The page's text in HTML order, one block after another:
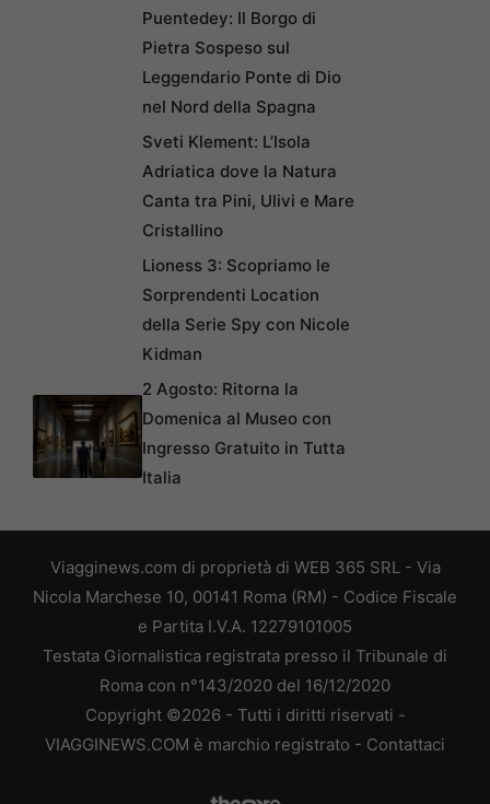
Puentedey: Il Borgo di
Pietra Sospeso sul
Leggendario Ponte di Dio
nel Nord della Spagna
Sveti Klement: L’Isola
Adriatica dove la Natura
Canta tra Pini, Ulivi e Mare
Cristallino
Lioness 3: Scopriamo le
Sorprendenti Location
della Serie Spy con Nicole
Kidman
2 Agosto: Ritorna la
Domenica al Museo con
Ingresso Gratuito in Tutta
Italia
Viagginews.com di proprietà di WEB 365 SRL - Via
Nicola Marchese 10, 00141 Roma (RM) - Codice Fiscale
e Partita I.V.A. 12279101005
Testata Giornalistica registrata presso il Tribunale di
Roma con n°143/2020 del 16/12/2020
Copyright ©2026 - Tutti i diritti riservati -
VIAGGINEWS.COM è marchio registrato - Contattaci